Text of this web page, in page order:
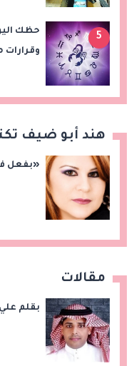
5
حظك
وقرارات
هند أبو ضيف
«بفعل
مقالات
بقلم